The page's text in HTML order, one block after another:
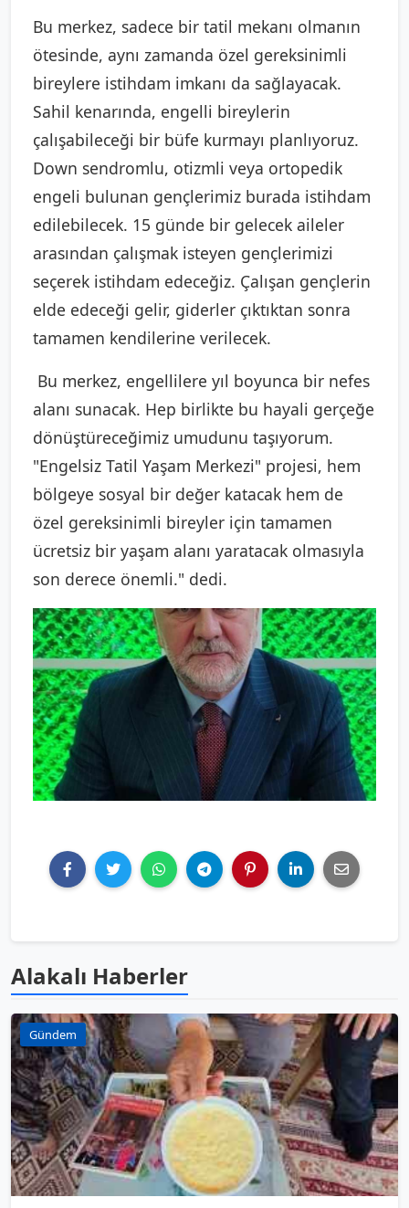
Bu merkez, sadece bir tatil mekanı olmanın
ötesinde, aynı zamanda özel gereksinimli
bireylere istihdam imkanı da sağlayacak.
Sahil kenarında, engelli bireylerin
çalışabileceği bir büfe kurmayı planlıyoruz.
Down sendromlu, otizmli veya ortopedik
engeli bulunan gençlerimiz burada istihdam
edilebilecek. 15 günde bir gelecek aileler
arasından çalışmak isteyen gençlerimizi
seçerek istihdam edeceğiz. Çalışan gençlerin
elde edeceği gelir, giderler çıktıktan sonra
tamamen kendilerine verilecek.
Bu merkez, engellilere yıl boyunca bir nefes
alanı sunacak. Hep birlikte bu hayali gerçeğe
dönüştüreceğimiz umudunu taşıyorum.
"Engelsiz Tatil Yaşam Merkezi" projesi, hem
bölgeye sosyal bir değer katacak hem de
özel gereksinimli bireyler için tamamen
ücretsiz bir yaşam alanı yaratacak olmasıyla
son derece önemli." dedi.
Alakalı Haberler
Gündem